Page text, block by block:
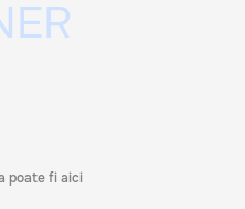
poate fi aici